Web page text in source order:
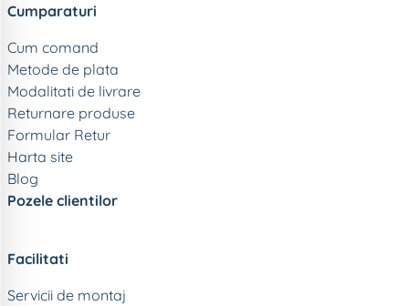
Cumparaturi
Cum comand
Metode de plata
Modalitati de livrare
Returnare produse
Formular Retur
Harta site
Blog
Pozele clientilor
Facilitati
Servicii de montaj